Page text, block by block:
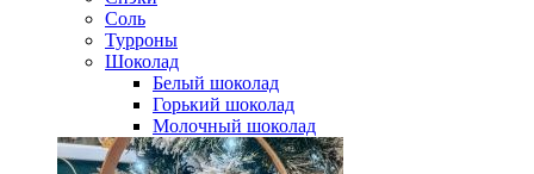
Соль
Турроны
Шоколад
Белый шоколад
Горький шоколад
Молочный шоколад